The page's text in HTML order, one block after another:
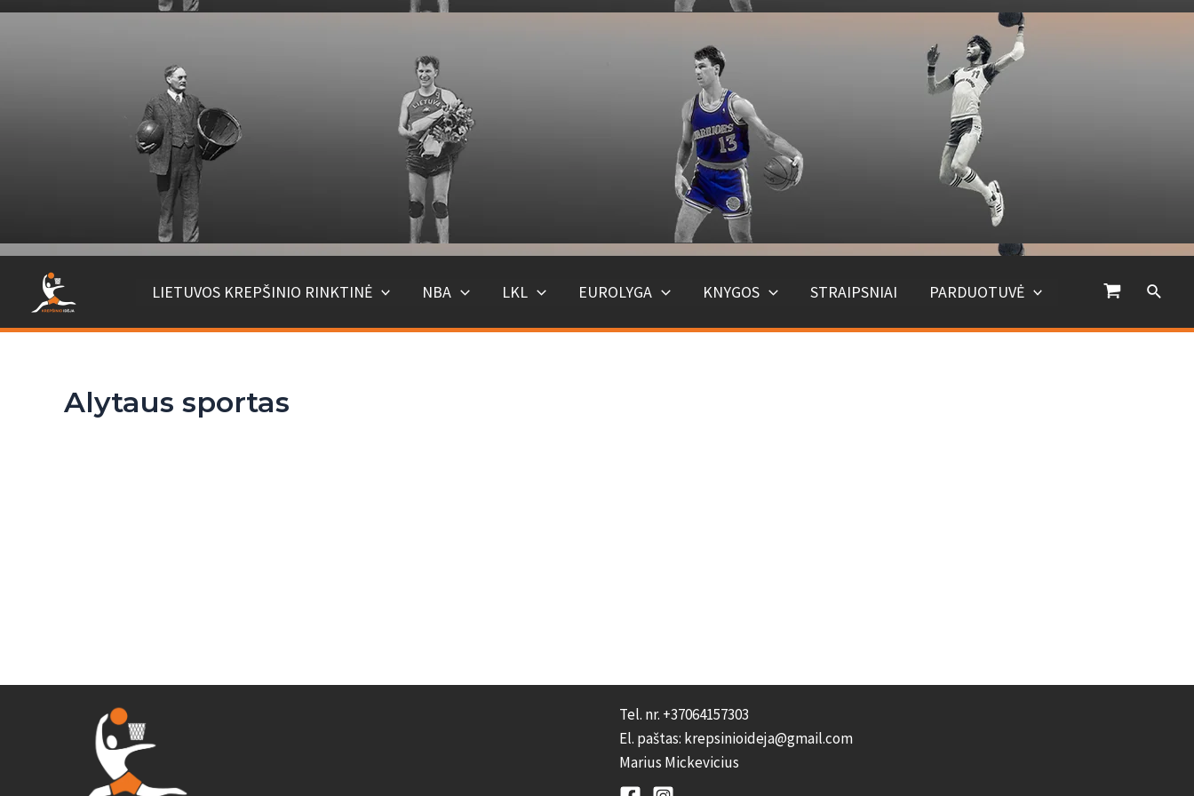
Pereiti
LIETUVOS KREPŠINIO RINKTINĖ NBA LKL EUROLYGA KNYGOS STRAIPSNIAI PARDUOTUVĖ
Alytaus sportas
Tel. nr. +37064157303
El. paštas: krepsinioideja@gmail.com
Marius Mickevicius